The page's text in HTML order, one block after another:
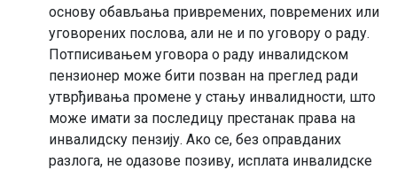
основу обављања привремених, повремених или
уговорених послова, али не и по уговору о раду.
Потписивањем уговора о раду инвалидском
пензионер може бити позван на преглед ради
утврђивања промене у стању инвалидности, што
може имати за последицу престанак права на
инвалидску пензију. Ако се, без оправданих
разлога, не одазове позиву, исплата инвалидске